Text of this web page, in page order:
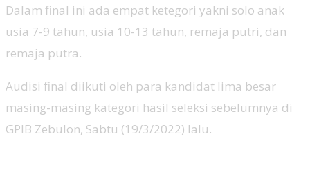
Dalam final ini ada empat ketegori yakni solo anak
usia 7-9 tahun, usia 10-13 tahun, remaja putri, dan
remaja putra.
Audisi final diikuti oleh para kandidat lima besar
masing-masing kategori hasil seleksi sebelumnya di
GPIB Zebulon, Sabtu (19/3/2022) lalu.